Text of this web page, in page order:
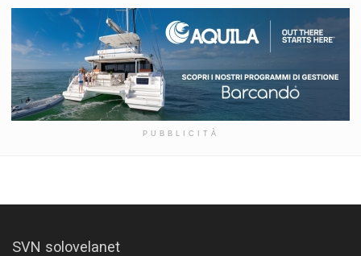
PUBBLICITÀ
SVN solovelanet